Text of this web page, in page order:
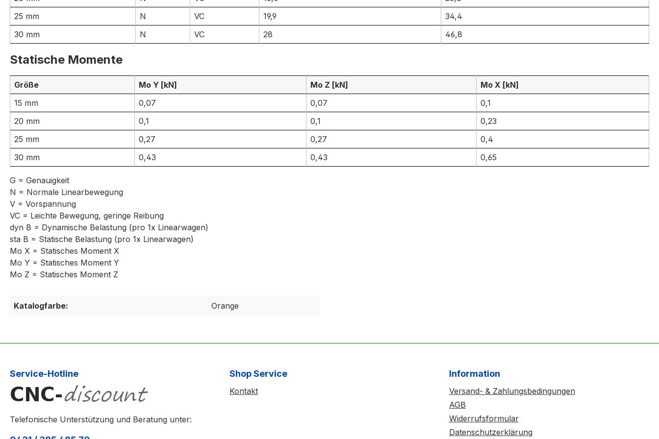
25 mm
N VC 19,9
34,4
30 mm
N VC 28 46,8
Statische Momente
Größe Mo Y [kN] Mo Z [kN]
Mo X [kN]
15 mm
0,07 0,07
0,1
20 mm
0,1 0,1
0,23
25 mm
0,27 0,27
0,4
30 mm
0,43 0,43 0,65
G = Genauigkeit
N = Normale Linearbewegung
V = Vorspannung
VC = Leichte Bewegung, geringe Reibung
dyn B = Dynamische Belastung (pro 1x Linearwagen)
sta B = Statische Belastung (pro 1x Linearwagen)
Mo X = Statisches Moment X
Mo Y = Statisches Moment Y
Mo Z = Statisches Moment Z
Katalogfarbe: Orange
Service-Hotline
Telefonische Unterstützung und Beratung unter:
Shop Service
Kontakt
Information
Versand- & Zahlungsbedingungen
AGB
Widerrufsformular
Datenschutzerklärung